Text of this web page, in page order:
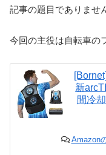
記事の題目でありませ
今回の主役は自転車の
新
間冷
Amazon